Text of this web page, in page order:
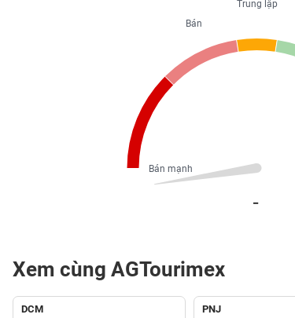
Trung lập
Bán
Bán mạnh
Xem cùng AGTourimex
DCM
PNJ
TIN